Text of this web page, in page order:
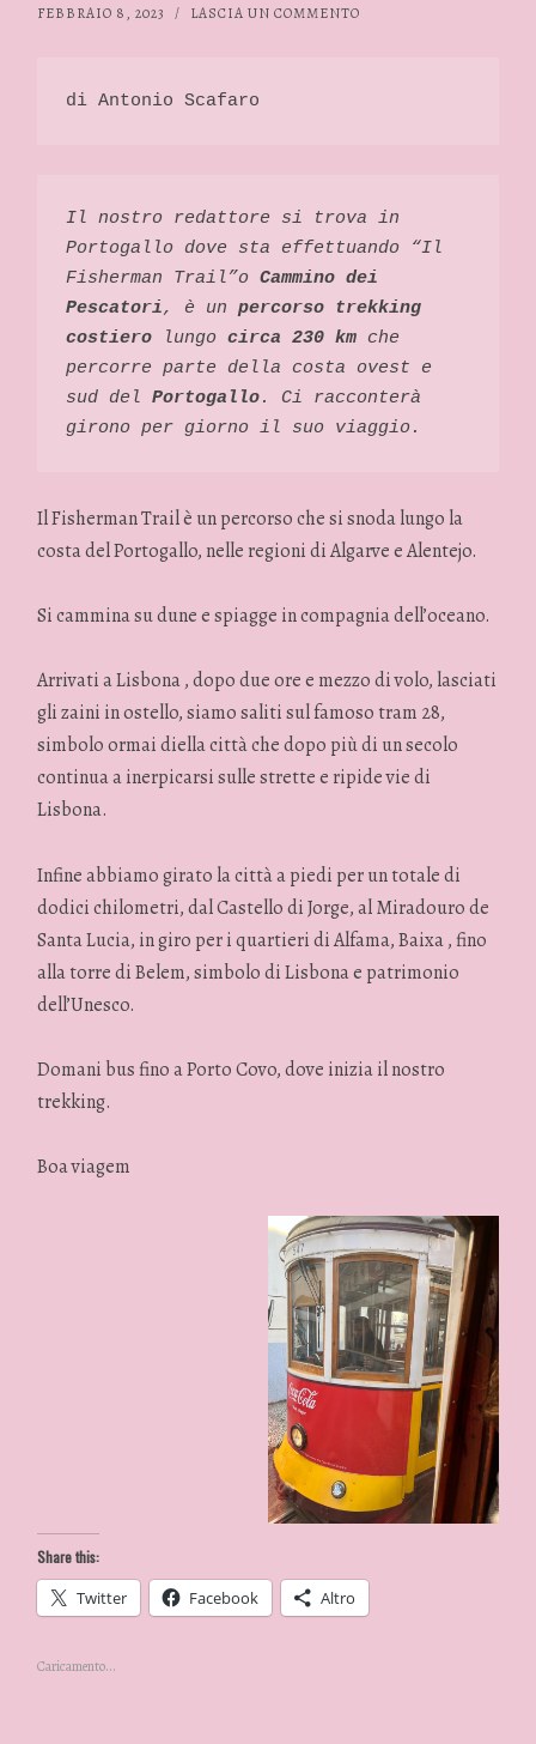
FEBBRAIO 8, 2023 / LASCIA UN COMMENTO
di Antonio Scafaro
Il nostro redattore si trova in
Portogallo dove sta effettuando “Il
Fisherman Trail”o Cammino dei
Pescatori, è un percorso trekking
costiero lungo circa 230 km che
percorre parte della costa ovest e
sud del Portogallo. Ci racconterà
girono per giorno il suo viaggio.
Il Fisherman Trail è un percorso che si snoda lungo la
costa del Portogallo, nelle regioni di Algarve e Alentejo.
Si cammina su dune e spiagge in compagnia dell’oceano.
Arrivati a Lisbona , dopo due ore e mezzo di volo, lasciati
gli zaini in ostello, siamo saliti sul famoso tram 28,
simbolo ormai diella città che dopo più di un secolo
continua a inerpicarsi sulle strette e ripide vie di
Lisbona.
Infine abbiamo girato la città a piedi per un totale di
dodici chilometri, dal Castello di Jorge, al Miradouro de
Santa Lucia, in giro per i quartieri di Alfama, Baixa , fino
alla torre di Belem, simbolo di Lisbona e patrimonio
dell’Unesco.
Domani bus fino a Porto Covo, dove inizia il nostro
trekking.
Boa viagem
Share this:
Twitter Facebook Altro
Caricamento...